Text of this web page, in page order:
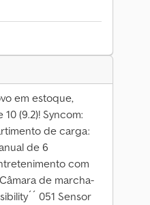
em estoque,
(9.2)! Syncom:
de carga:
de 6
com
de marcha-
051 Sensor